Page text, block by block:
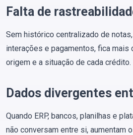
Falta de
Sem histórico centralizado de
interações e pagamentos, fica mais
origem e a situação de cada crédito.
Dados divergentes
Quando ERP, bancos, planilhas e
não conversam entre si, aumentam